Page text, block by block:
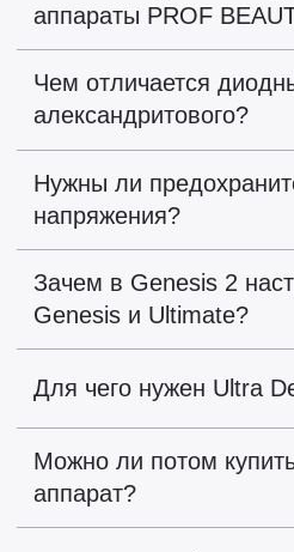
аппараты PROF
Чем отличается
александритового?
Нужны ли
напряжения?
Зачем в Genesis 2
Genesis и Ultimate?
Для чего нужен Ultra
Можно ли потом
аппарат?